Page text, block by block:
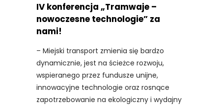
IV konferencja „Tramwaje –
nowoczesne technologie” za
nami!
– Miejski transport zmienia się bardzo
dynamicznie, jest na ścieżce rozwoju,
wspieranego przez fundusze unijne,
innowacyjne technologie oraz rosnące
zapotrzebowanie na ekologiczny i wydajny